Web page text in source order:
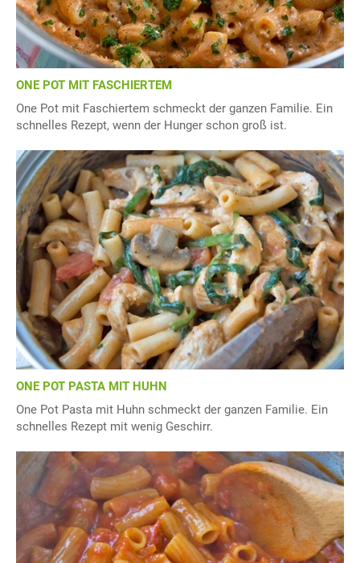
ONE POT MIT FASCHIERTEM
One Pot mit Faschiertem schmeckt der ganzen Familie. Ein
schnelles Rezept, wenn der Hunger schon groß ist.
ONE POT PASTA MIT HUHN
One Pot Pasta mit Huhn schmeckt der ganzen Familie. Ein
schnelles Rezept mit wenig Geschirr.